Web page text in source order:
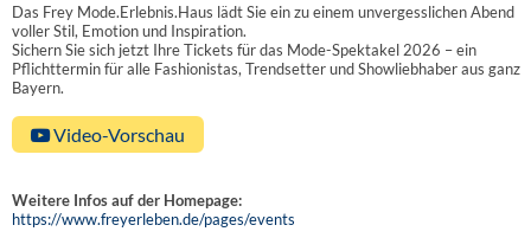
Das Frey Mode.Erlebnis.Haus lädt Sie ein zu einem unvergesslichen Abend
voller Stil, Emotion und Inspiration.
Sichern Sie sich jetzt Ihre Tickets für das Mode-Spektakel 2026 – ein
Pflichttermin für alle Fashionistas, Trendsetter und Showliebhaber aus ganz
Bayern.
Video-Vorschau
Weitere Infos auf der Homepage:
https://www.freyerleben.de/pages/events